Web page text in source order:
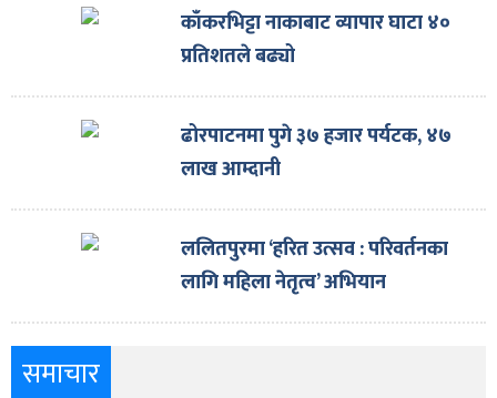
काँकरभिट्टा नाकाबाट व्यापार घाटा ४०
प्रतिशतले बढ्यो
ढोरपाटनमा पुगे ३७ हजार पर्यटक, ४७
लाख आम्दानी
ललितपुरमा ‘हरित उत्सव : परिवर्तनका
लागि महिला नेतृत्व’ अभियान
समाचार